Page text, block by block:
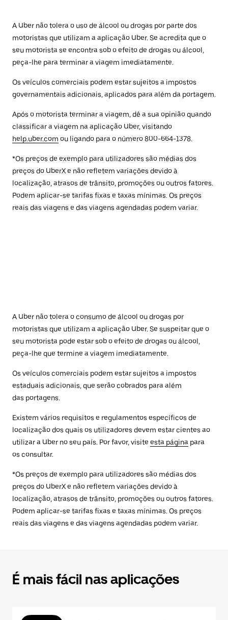
A Uber não tolera o uso de álcool ou drogas por parte dos
motoristas que utilizam a aplicação Uber. Se acredita que o
seu motorista se encontra sob o efeito de drogas ou álcool,
peça-lhe para terminar a viagem imediatamente.
Os veículos comerciais podem estar sujeitos a impostos
governamentais adicionais, aplicados para além da portagem.
Após o motorista terminar a viagem, dê a sua opinião quando
classificar a viagem na aplicação Uber, visitando
help.uber.com ou ligando para o número 800-664-1378.
*Os preços de exemplo para utilizadores são médias dos
preços do UberX e não refletem variações devido à
localização, atrasos de trânsito, promoções ou outros fatores.
Podem aplicar-se tarifas fixas e taxas mínimas. Os preços
reais das viagens e das viagens agendadas podem variar.
A Uber não tolera o consumo de álcool ou drogas por
motoristas que utilizam a aplicação Uber. Se suspeitar que o
seu motorista pode estar sob o efeito de drogas ou álcool,
peça-lhe que termine a viagem imediatamente.
Os veículos comerciais podem estar sujeitos a impostos
estaduais adicionais, que serão cobrados para além
das portagens.
Existem vários requisitos e regulamentos específicos de
localização dos quais os utilizadores devem estar cientes ao
utilizar a Uber no seu país. Por favor, visite esta página para
os consultar.
*Os preços de exemplo para utilizadores são médias dos
preços do UberX e não refletem variações devido à
localização, atrasos de trânsito, promoções ou outros fatores.
Podem aplicar-se tarifas fixas e taxas mínimas. Os preços
reais das viagens e das viagens agendadas podem variar.
É mais fácil nas aplicações